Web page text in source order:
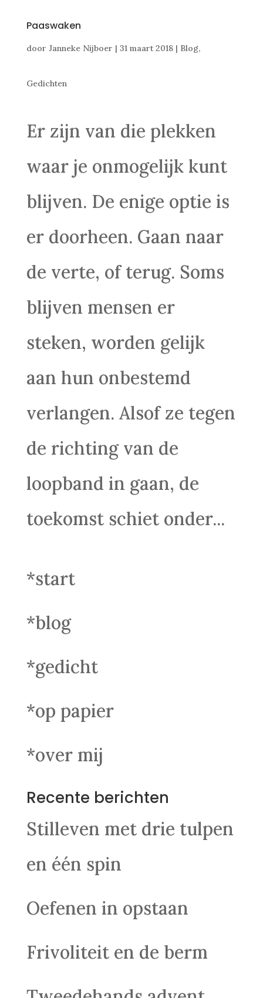
Paaswaken
door Janneke Nijboer | 31 maart 2018| Blog,
Gedichten
Er zijn van die plekken
waar je onmogelijk kunt
blijven. De enige optie is
er doorheen. Gaan naar
de verte, of terug. Soms
blijven mensen er
steken, worden gelijk
aan hun onbestemd
verlangen. Alsof ze tegen
de richting van de
loopband in gaan, de
toekomst schiet onder...
*start
*blog
*gedicht
*op papier
*over mij
Recente berichten
Stilleven met drie tulpen
en één spin
Oefenen in opstaan
Frivoliteit en de berm